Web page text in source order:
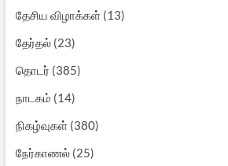
தேசிய விழாக்கள்(13)
தேர்தல்(23)
தொடர் (385)
நாடகம் (14)
நிகழ்வுகள்(380)
நேர்காணல்(25)